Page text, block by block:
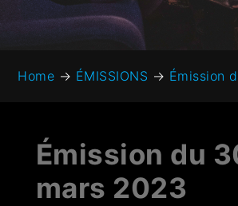
Home → ÉMISSIONS → Émission
Émission du
mars 2023